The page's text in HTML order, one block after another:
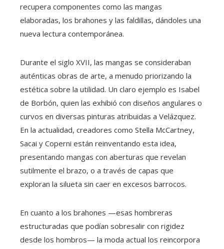
recupera componentes como las mangas
elaboradas, los brahones y las faldillas, dándoles una
nueva lectura contemporánea.
Durante el siglo XVII, las mangas se consideraban
auténticas obras de arte, a menudo priorizando la
estética sobre la utilidad. Un claro ejemplo es Isabel
de Borbón, quien las exhibió con diseños angulares o
curvos en diversas pinturas atribuidas a Velázquez.
En la actualidad, creadores como Stella McCartney,
Sacai y Coperni están reinventando esta idea,
presentando mangas con aberturas que revelan
sutilmente el brazo, o a través de capas que
exploran la silueta sin caer en excesos barrocos.
En cuanto a los brahones —esas hombreras
estructuradas que podían sobresalir con rigidez
desde los hombros— la moda actual los reincorpora